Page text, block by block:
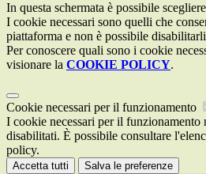
In questa schermata è possibile
I cookie necessari sono quelli che
piattaforma e non è possibile
Per conoscere quali sono i cookie
visionare la COOKIE POLICY.
Cookie necessari per il funzionamento
I cookie necessari per il funzionamento
disabilitati. È possibile consultare
policy.
Accetta tutti Salva le preferenze